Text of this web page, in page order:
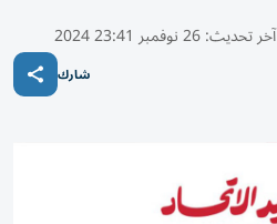
آخر تحديث:26 نوفمبر 23:41 2024
شارك